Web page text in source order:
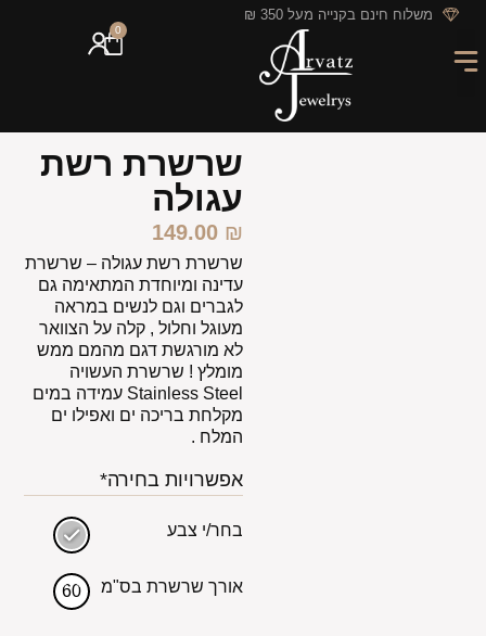
לתוכן משלוח חינם בקנייה מעל 350 ₪
0
שרשרת רשת
עגולה
149.00 ₪
שרשרת רשת עגולה – שרשרת
עדינה ומיוחדת המתאימה גם
לגברים וגם לנשים במראה
מעוגל וחלול , קלה על הצוואר
לא מורגשת דגם מהמם ממש
מומלץ ! שרשרת העשויה
Stainless Steel עמידה במים
מקלחת בריכה ים ואפילו ים
המלח .
אפשרויות בחירה*
בחר/י צבע
אורך שרשרת בס"מ 60